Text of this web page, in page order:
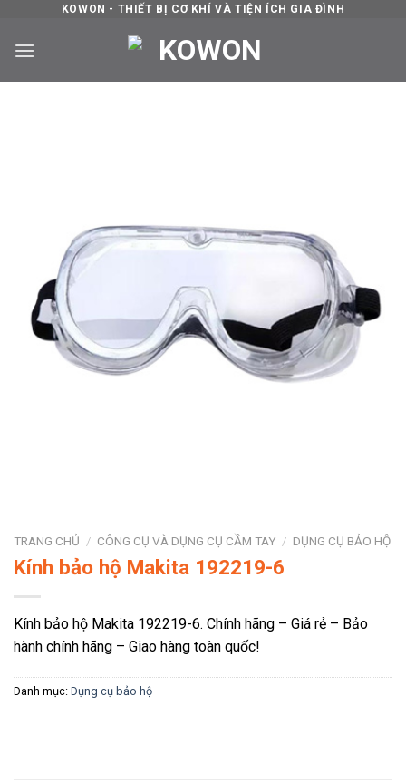
content
KOWON - THIẾT BỊ CƠ KHÍ VÀ TIỆN ÍCH GIA ĐÌNH
TRANG CHỦ / CÔNG CỤ VÀ DỤNG CỤ CẦM TAY / DỤNG CỤ BẢO HỘ
Kính bảo hộ Makita 192219-6
Kính bảo hộ Makita 192219-6. Chính hãng – Giá rẻ – Bảo
hành chính hãng – Giao hàng toàn quốc!
Danh mục: Dụng cụ bảo hộ